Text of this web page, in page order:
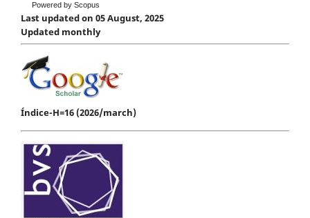
Powered by Scopus
Last updated on 05 August, 2025
Updated monthly
Índice-H=16 (2026/march)